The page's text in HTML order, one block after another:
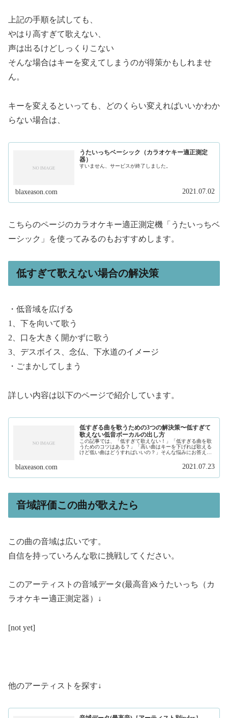
上記の手順を試しても、
やはり高すぎて歌えない、
声は出るけどしっくりこない
そんな場合はキーを変えてしまうのが得策かもしれませ
ん。
キーを変えるといっても、どのくらい変えればいいかわか
らない場合は、
うたいっちベーシック（カラオケキー適正測定
器）
すいません、サービスが終了しました。
blaxeason.com 2021.07.02
こちらのページのカラオケキー適正測定機「うたいっちベ
ーシック」を使ってみるのもおすすめします。
低すぎて歌えない場合の解決策
・低音域を広げる
1、下を向いて歌う
2、口を大きく開かずに歌う
3、デスボイス、念仏、下水道のイメージ
・ごまかしてしまう
詳しい内容は以下のページで紹介しています。
低すぎる曲を歌うための3つの解決策〜低すぎて
歌えない低音ボーカルの出し方
この記事では、「低すぎて歌えない！」「低すぎる曲を歌
うためのコツはある？」「高い曲はキーを下げれば歌える
けど低い曲はどうすればいいの？」そんな悩みにお答えし
blaxeason.com 2021.07.23
音域評価この曲が歌えたら
この曲の音域は広いです。
自信を持っていろんな歌に挑戦してください。
このアーティストの音域データ(最高音)&うたいっち（カ
ラオケキー適正測定器）↓
[not yet]
他のアーティストを探す↓